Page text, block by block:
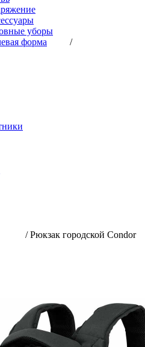
уборы
форма
/
/Рюкзак городской Condor